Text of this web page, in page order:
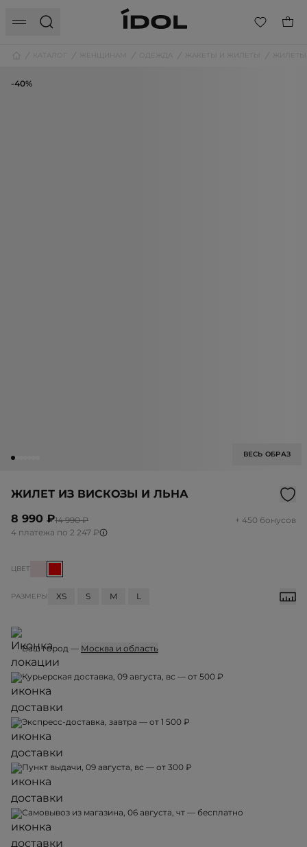
-40%
ВЕСЬ ОБРАЗ
ЖИЛЕТ ИЗ ВИСКОЗЫ И ЛЬНА
8 990 ₽14 990 ₽
+ 450 бонусов
4 платежа по 2 247 ₽
ЦВЕТ
РАЗМЕРЫ XS S M L
Ваш город — Москва и область
Курьерская доставка, 09 августа, вс — от 500 ₽
Экспресс-доставка, завтра — от 1 500 ₽
Пункт выдачи, 09 августа, вс — от 300 ₽
Самовывоз из магазина, 06 августа, чт — бесплатно